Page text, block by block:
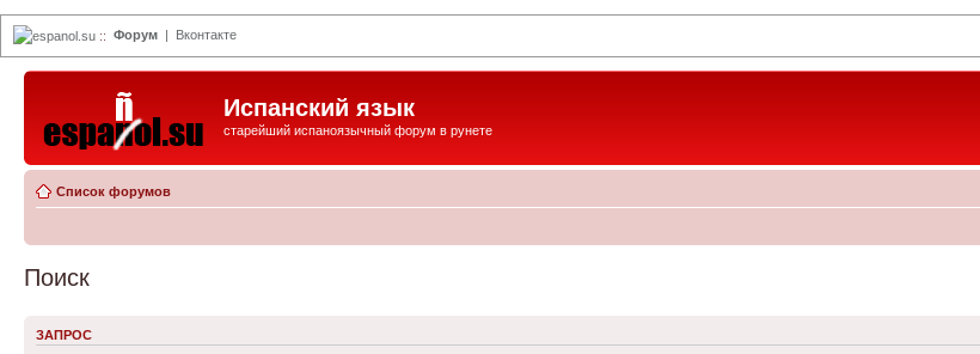
espanol.su :: Форум | Вконтакте
Испанский язык
старейший испаноязычный форум в рунете
Список форумов
Поиск
ЗАПРОС